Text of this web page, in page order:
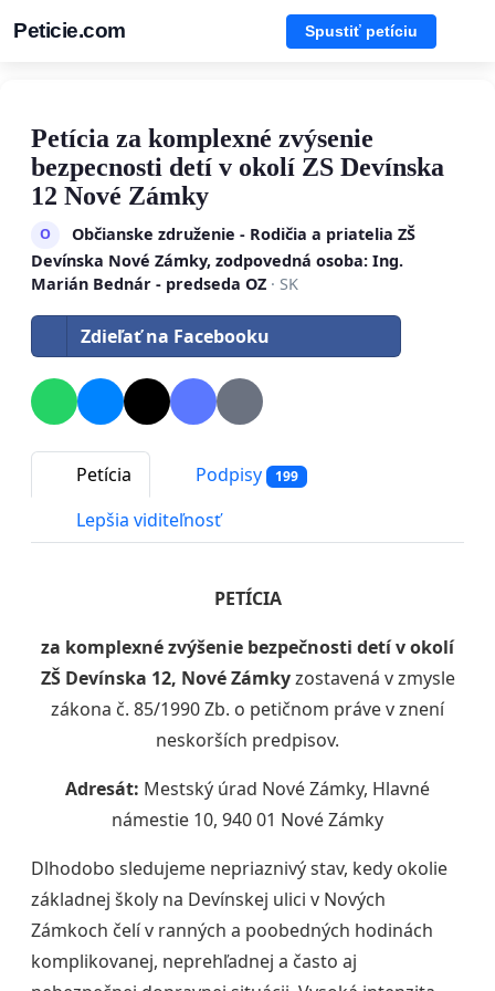
Peticie.com Spustiť petíciu
Petícia za komplexné zvýsenie
bezpecnosti detí v okolí ZS Devínska
12 Nové Zámky
O
Občianske združenie - Rodičia a priatelia ZŠ
Devínska Nové Zámky, zodpovedná osoba: Ing.
Marián Bednár - predseda OZ · SK
Zdieľať na Facebooku
Petícia Podpisy 199
Lepšia viditeľnosť
PETÍCIA
za komplexné zvýšenie bezpečnosti detí v okolí
ZŠ Devínska 12, Nové Zámkyzostavená v zmysle
zákona č. 85/1990 Zb. o petičnom práve v znení
neskorších predpisov.
Adresát: Mestský úrad Nové Zámky, Hlavné
námestie 10, 940 01 Nové Zámky
Dlhodobo sledujeme nepriaznivý stav, kedy okolie
základnej školy na Devínskej ulici v Nových
Zámkoch čelí v ranných a poobedných hodinách
komplikovanej, neprehľadnej a často aj